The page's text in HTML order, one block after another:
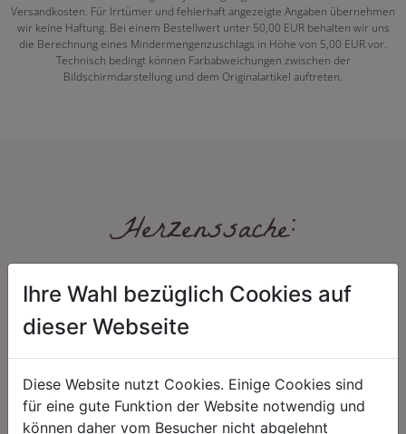
Versandkosten. Für Irrtümer und fehlerhaft angezeigte Angaben übernehmen
wir keine Haftung. Bei einem Bestellwert unter 50,00 EUR behalten wir uns
die Berechnung eines Mindermengenzuschlags in Höhe von 5,00 EUR vor.
Technisch bedingt können Farbabweichungen zwischen der
Bildschirmdarstellung und dem Originalartikel auftreten.
Herzenssache:
HARMONIE FAIRNESS
Ihre Wahl bezüglich Cookies auf
dieser Webseite
Diese Website nutzt Cookies. Einige Cookies sind
für eine gute Funktion der Website notwendig und
können daher vom Besucher nicht abgelehnt